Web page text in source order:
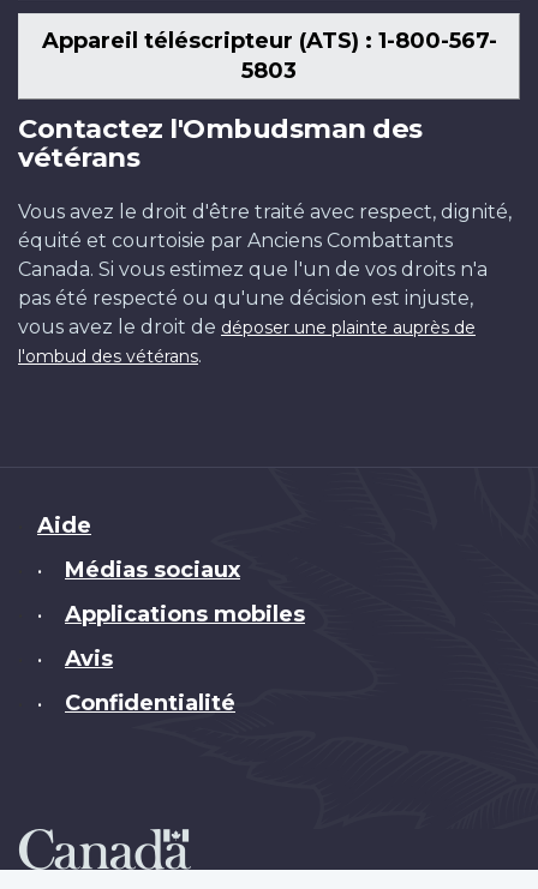
Appareil téléscripteur (ATS) : 1-800-567-
5803
Contactez l'Ombudsman des
vétérans
Vous avez le droit d'être traité avec respect, dignité,
équité et courtoisie par Anciens Combattants
Canada. Si vous estimez que l'un de vos droits n'a
pas été respecté ou qu'une décision est injuste,
vous avez le droit de déposer une plainte auprès de
l'ombud des vétérans.
Brand
Aide
• Médias sociaux
• Applications mobiles
• Avis
• Confidentialité